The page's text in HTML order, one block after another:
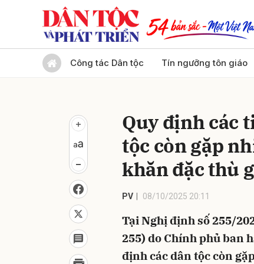
Công tác Dân tộc Tín ngưỡng tôn giáo
Quy định các
tộc còn gặp
khăn đặc thù
PV 08/10/2025 20:11
Tại Nghị định số 255/
255) do Chính phủ ban
định các dân tộc còn